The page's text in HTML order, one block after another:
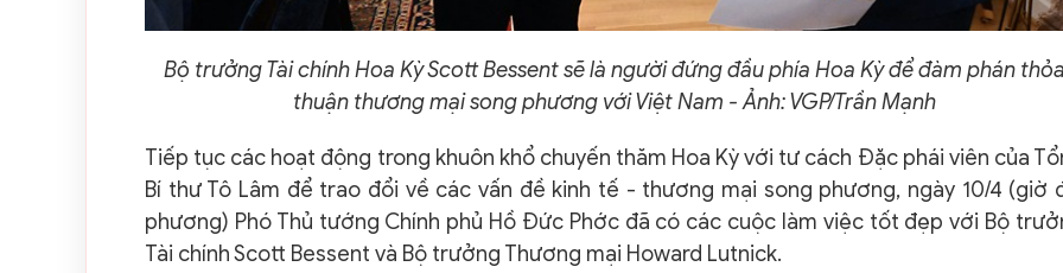
Bộ trưởng Tài chính Hoa Kỳ Scott Bessent sẽ là người đứng đầu phía Hoa Kỳ để đàm phán thỏa
thuận thương mại song phương với Việt Nam - Ảnh: VGP/Trần Mạnh
Tiếp tục các hoạt động trong khuôn khổ chuyến thăm Hoa Kỳ với tư cách Đặc phái viên của
Bí thư Tô Lâm để trao đổi về các vấn đề kinh tế - thương mại song phương, ngày 10/4 (giờ
phương) Phó Thủ tướng Chính phủ Hồ Đức Phớc đã có các cuộc làm việc tốt đẹp với Bộ
Tài chính Scott Bessent và Bộ trưởng Thương mại Howard Lutnick.